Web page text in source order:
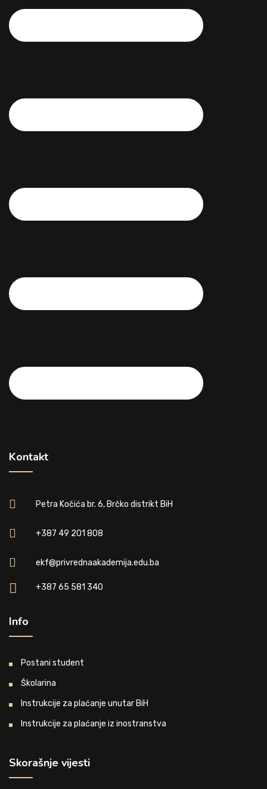
Kontakt
Petra Kočića br. 6, Brčko distrikt BiH
+387 49 201 808
ekf@privrednaakademija.edu.ba
+387 65 581 340
Info
Postani student
Školarina
Instrukcije za plaćanje unutar BiH
Instrukcije za plaćanje iz inostranstva
Skorašnje vijesti